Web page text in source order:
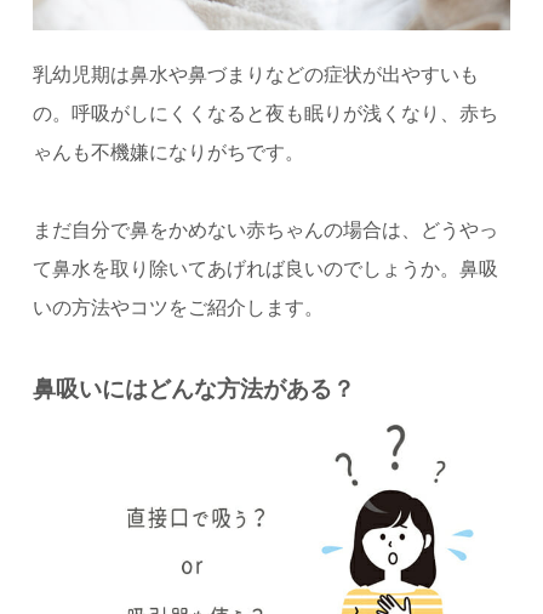
乳幼児期は鼻水や鼻づまりなどの症状が出やすいも
の。呼吸がしにくくなると夜も眠りが浅くなり、赤ち
ゃんも不機嫌になりがちです。
まだ自分で鼻をかめない赤ちゃんの場合は、どうやっ
て鼻水を取り除いてあげれば良いのでしょうか。 鼻吸
いの方法やコツをご紹介します。
鼻吸いにはどんな方法がある？